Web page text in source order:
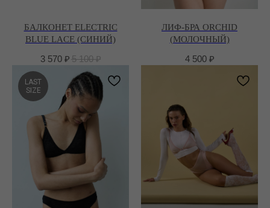
БАЛКОНЕТ ELECTRIC
BLUE LACE (СИНИЙ)
3 570 ₽ 5 100 ₽
ЛИФ-БРА ORCHID
(МОЛОЧНЫЙ)
4 500 ₽
LAST
SIZE